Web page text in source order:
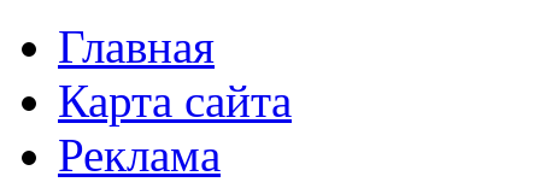
Главная
Карта сайта
Реклама